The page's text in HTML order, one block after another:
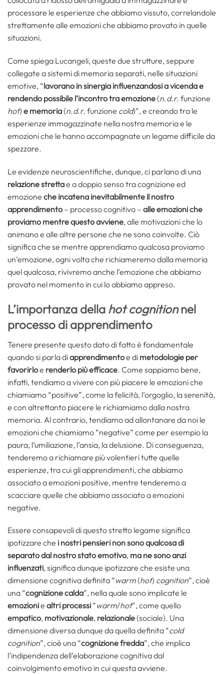
processare le esperienze che abbiamo vissuto, correlandole
strettamente alle emozioni che abbiamo provato in quelle
situazioni.
Come spiega Lucangeli, queste due strutture, seppure
collegate a sistemi di memoria separati, nelle situazioni
emotive, “lavorano in sinergia influenzandosi a vicenda e
rendendo possibile l’incontro tra emozione(n.d.r. funzione
hot) e memoria(n.d.r. funzione cold)”, e creando tra le
esperienze immagazzinate nella nostra memoria e le
emozioni che le hanno accompagnate un legame difficile da
spezzare.
Le evidenze neuroscientifiche, dunque, ci parlano di una
relazione strettae a doppio senso tra cognizione ed
emozione che incatena inevitabilmente il nostro
apprendimento – processo cognitivo – alle emozioniche
proviamo mentre questo avviene, alle motivazioni che lo
animano e alle altre persone che ne sono coinvolte. Ciò
significa che se mentre apprendiamo qualcosa proviamo
un’emozione, ogni volta che richiameremo dalla memoria
quel qualcosa, rivivremo anche l’emozione che abbiamo
provato nel momento in cui lo abbiamo appreso.
L’importanza della hot cognitionnel
processo di apprendimento
Tenere presente questo dato di fatto è fondamentale
quando si parla diapprendimentoe di metodologie per
favorirloe renderlo più efficace. Come sappiamo bene,
infatti, tendiamo a vivere con più piacere le emozioni che
chiamiamo “positive”, come la felicità, l’orgoglio, la serenità,
e con altrettanto piacere le richiamiamo dalla nostra
memoria. Al contrario, tendiamo ad allontanare da noi le
emozioni che chiamiamo “negative” come per esempio la
paura, l’umiliazione, l’ansia, la delusione. Di conseguenza,
tenderemo a richiamare più volentieri tutte quelle
esperienze, tra cui gli apprendimenti, che abbiamo
associato a emozioni positive, mentre tenderemo a
scacciare quelle che abbiamo associato a emozioni
negative.
Essere consapevoli di questo stretto legame significa
ipotizzare che i nostri pensieri non sono qualcosa di
separato dal nostro stato emotivo, ma ne sono anzi
influenzati, significa dunque ipotizzare che esiste una
dimensione cognitiva definita “warm(hot) cognition”, cioè
una “cognizione calda”, nella quale sono implicate le
emozionie altri processi “warm/hot”, come quello
empatico, motivazionale, relazionale(sociale). Una
dimensione diversa dunque da quella definita “cold
cognition”, cioè una “cognizione fredda”, che implica
l’indipendenza dell’elaborazione cognitiva dal
coinvolgimento emotivo in cui questa avviene.